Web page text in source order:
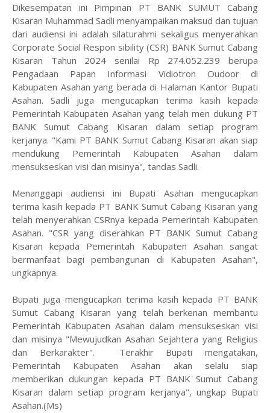
Dikesempatan ini Pimpinan PT BANK SUMUT Cabang
Kisaran Muhammad Sadli menyampaikan maksud dan tujuan
dari audiensi ini adalah silaturahmi sekaligus menyerahkan
Corporate Social Respon sibility (CSR) BANK Sumut Cabang
Kisaran Tahun 2024 senilai Rp 274.052.239 berupa
Pengadaan Papan Informasi Vidiotron Oudoor di
Kabupaten Asahan yang berada di Halaman Kantor Bupati
Asahan. Sadli juga mengucapkan terima kasih kepada
Pemerintah Kabupaten Asahan yang telah men dukung PT
BANK Sumut Cabang Kisaran dalam setiap program
kerjanya. "Kami PT BANK Sumut Cabang Kisaran akan siap
mendukung Pemerintah Kabupaten Asahan dalam
mensukseskan visi dan misinya", tandas Sadli.
Menanggapi audiensi ini Bupati Asahan mengucapkan
terima kasih kepada PT BANK Sumut Cabang Kisaran yang
telah menyerahkan CSRnya kepada Pemerintah Kabupaten
Asahan. "CSR yang diserahkan PT BANK Sumut Cabang
Kisaran kepada Pemerintah Kabupaten Asahan sangat
bermanfaat bagi pembangunan di Kabupaten Asahan",
ungkapnya.
Bupati juga mengucapkan terima kasih kepada PT BANK
Sumut Cabang Kisaran yang telah berkenan membantu
Pemerintah Kabupaten Asahan dalam mensukseskan visi
dan misinya "Mewujudkan Asahan Sejahtera yang Religius
dan Berkarakter". Terakhir Bupati mengatakan,
Pemerintah Kabupaten Asahan akan selalu siap
memberikan dukungan kepada PT BANK Sumut Cabang
Kisaran dalam setiap program kerjanya", ungkap Bupati
Asahan.(Ms)